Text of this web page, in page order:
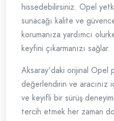
hissedebilirsiniz. Opel
sunacağı kalite ve
korumanıza yardımcı
keyfini çıkarmanızı sağlar.
Aksaray'daki orijinal Opel
değerlendirin ve aracınız
ve keyifli bir sürüş
tercih etmek her zaman